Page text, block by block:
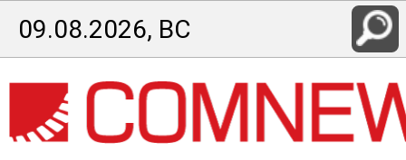
Перейти
к
основному
содержанию
09.08.2026, ВС